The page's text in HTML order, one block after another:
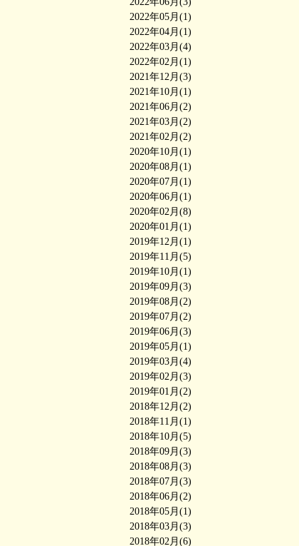
2022年05月(1)
2022年04月(1)
2022年03月(4)
2022年02月(1)
2021年12月(3)
2021年10月(1)
2021年06月(2)
2021年03月(2)
2021年02月(2)
2020年10月(1)
2020年08月(1)
2020年07月(1)
2020年06月(1)
2020年02月(8)
2020年01月(1)
2019年12月(1)
2019年11月(5)
2019年10月(1)
2019年09月(3)
2019年08月(2)
2019年07月(2)
2019年06月(3)
2019年05月(1)
2019年03月(4)
2019年02月(3)
2019年01月(2)
2018年12月(2)
2018年11月(1)
2018年10月(5)
2018年09月(3)
2018年08月(3)
2018年07月(3)
2018年06月(2)
2018年05月(1)
2018年03月(3)
2018年02月(6)